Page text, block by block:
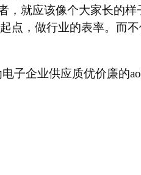
，就应该像个大家长的
点，做行业的表率。而
子企业供应质优价廉的